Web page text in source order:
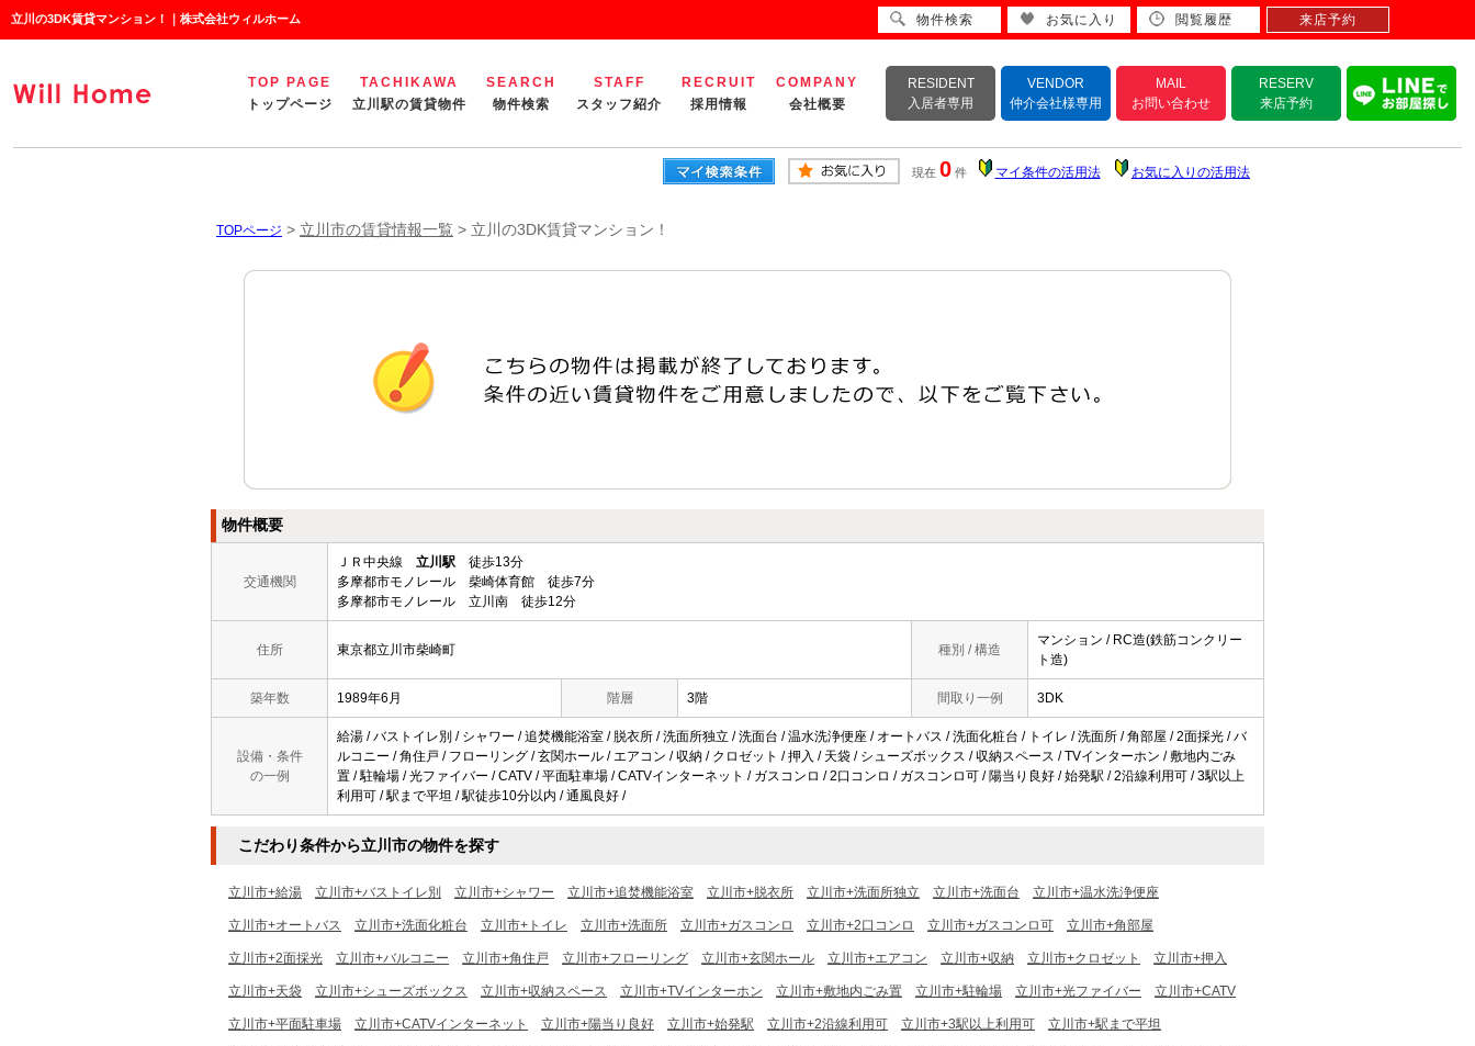
立川の3DK賃貸マンション！｜株式会社ウィルホーム
TOP PAGE
トップページ
TACHIKAWA
立川駅の賃貸物件
SEARCH
物件検索
STAFF
スタッフ紹介
RECRUIT
採用情報
COMPANY
会社概要
RESIDENT
入居者専用
VENDOR
仲介会社様専用
MAIL
お問い合わせ
RESERV
来店予約
現在 0 件 マイ条件の活用法 お気に入りの活用法
TOPページ > 立川市の賃貸情報一覧 > 立川の3DK賃貸マンション！
物件概要
交通機関
ＪＲ中央線 立川駅 徒歩13分
多摩都市モノレール 柴崎体育館 徒歩7分
多摩都市モノレール 立川南 徒歩12分
住所 東京都立川市柴崎町 種別 / 構造
マンション / RC造(鉄筋コンクリー
ト造)
築年数 1989年6月 階層 3階 間取り一例 3DK
設備・条件
の一例
給湯 / バストイレ別 / シャワー / 追焚機能浴室 / 脱衣所 / 洗面所独立 / 洗面台 / 温水洗浄便座 / オートバス / 洗面化粧台 / トイレ / 洗面所 / 角部屋 / 2面採光 / バ
ルコニー / 角住戸 / フローリング / 玄関ホール / エアコン / 収納 / クロゼット / 押入 / 天袋 / シューズボックス / 収納スペース / TVインターホン / 敷地内ごみ
置 / 駐輪場 / 光ファイバー / CATV / 平面駐車場 / CATVインターネット / ガスコンロ / 2口コンロ / ガスコンロ可 / 陽当り良好 / 始発駅 / 2沿線利用可 / 3駅以上
利用可 / 駅まで平坦 / 駅徒歩10分以内 / 通風良好 /
こだわり条件から立川市の物件を探す
立川市+給湯 立川市+バストイレ別 立川市+シャワー 立川市+追焚機能浴室 立川市+脱衣所 立川市+洗面所独立 立川市+洗面台 立川市+温水洗浄便座
立川市+オートバス 立川市+洗面化粧台 立川市+トイレ 立川市+洗面所 立川市+ガスコンロ 立川市+2口コンロ 立川市+ガスコンロ可 立川市+角部屋
立川市+2面採光 立川市+バルコニー 立川市+角住戸 立川市+フローリング 立川市+玄関ホール 立川市+エアコン 立川市+収納 立川市+クロゼット 立川市+押入
立川市+天袋 立川市+シューズボックス 立川市+収納スペース 立川市+TVインターホン 立川市+敷地内ごみ置 立川市+駐輪場 立川市+光ファイバー 立川市+CATV
立川市+平面駐車場 立川市+CATVインターネット 立川市+陽当り良好 立川市+始発駅 立川市+2沿線利用可 立川市+3駅以上利用可 立川市+駅まで平坦
物件検索 お気に入り 閲覧履歴 来店予約